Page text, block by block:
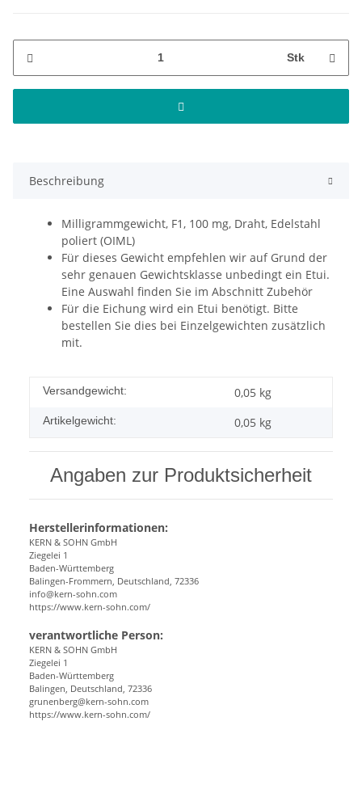
Stk
Beschreibung
Milligrammgewicht, F1, 100 mg, Draht, Edelstahl
poliert (OIML)
Für dieses Gewicht empfehlen wir auf Grund der
sehr genauen Gewichtsklasse unbedingt ein Etui.
Eine Auswahl finden Sie im Abschnitt Zubehör
Für die Eichung wird ein Etui benötigt. Bitte
bestellen Sie dies bei Einzelgewichten zusätzlich
mit.
Versandgewicht: 0,05 kg
Artikelgewicht: 0,05 kg
Angaben zur Produktsicherheit
Herstellerinformationen:
KERN & SOHN GmbH
Ziegelei 1
Baden-Württemberg
Balingen-Frommern, Deutschland, 72336
info@kern-sohn.com
https://www.kern-sohn.com/
verantwortliche Person:
KERN & SOHN GmbH
Ziegelei 1
Baden-Württemberg
Balingen, Deutschland, 72336
grunenberg@kern-sohn.com
https://www.kern-sohn.com/